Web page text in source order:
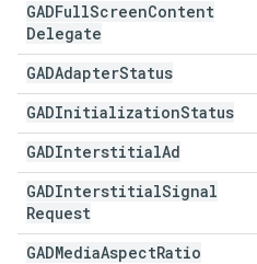
GADFullScreenContent
Delegate
GADAdapterStatus
GADInitializationStatus
GADInterstitialAd
GADInterstitialSignal
Request
GADMediaAspectRatio